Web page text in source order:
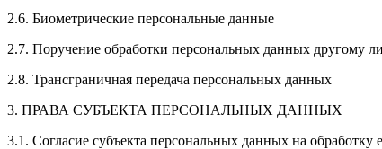
2.6. Биометрические персональные данные
2.7. Поручение обработки персональных данных другому
2.8. Трансграничная передача персональных данных
3. ПРАВА СУБЪЕКТА ПЕРСОНАЛЬНЫХ ДАННЫХ
3.1. Согласие субъекта персональных данных на